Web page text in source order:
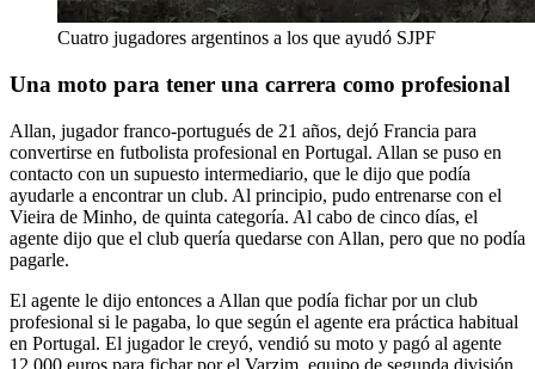
Cuatro jugadores argentinos a los que ayudó SJPF
Una moto para tener una carrera como profesional
Allan, jugador franco-portugués de 21 años, dejó Francia para
convertirse en futbolista profesional en Portugal. Allan se puso en
contacto con un supuesto intermediario, que le dijo que podía
ayudarle a encontrar un club. Al principio, pudo entrenarse con el
Vieira de Minho, de quinta categoría. Al cabo de cinco días, el
agente dijo que el club quería quedarse con Allan, pero que no podía
pagarle.
El agente le dijo entonces a Allan que podía fichar por un club
profesional si le pagaba, lo que según el agente era práctica habitual
en Portugal. El jugador le creyó, vendió su moto y pagó al agente
12.000 euros para fichar por el Varzim, equipo de segunda división.